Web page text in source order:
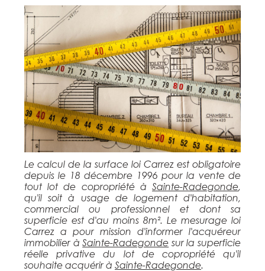
Le calcul de la surface loi Carrez est obligatoire
depuis le 18 décembre 1996 pour la vente de
tout lot de copropriété à Sainte-Radegonde,
qu'il soit à usage de logement d'habitation,
commercial ou professionnel et dont sa
superficie est d'au moins 8m². Le mesurage loi
Carrez a pour mission d'informer l'acquéreur
immobilier àSainte-Radegonde sur la superficie
réelle privative du lot de copropriété qu'il
souhaite acquérir à Sainte-Radegonde.